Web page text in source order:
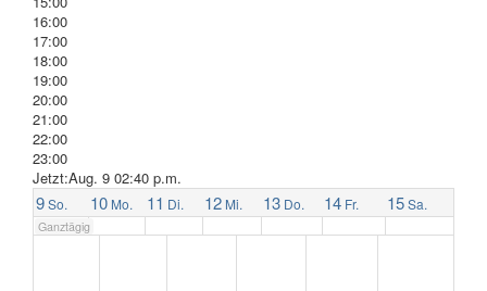
16:00
17:00
18:00
19:00
20:00
21:00
22:00
23:00
Jetzt:Aug. 9 02:40 p.m.
9 So. 10 Mo. 11 Di. 12 Mi. 13 Do. 14 Fr. 15 Sa.
Ganztägig